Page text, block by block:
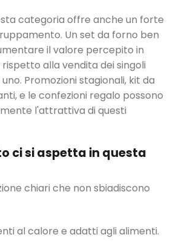
categoria offre anche un forte
Un set da forno ben
il valore percepito in
alla vendita dei singoli
Promozioni stagionali, kit da
e le confezioni regalo possono
l'attrattiva di questi
ci si aspetta in questa
chiari che non sbiadiscono
al calore e adatti agli alimenti.